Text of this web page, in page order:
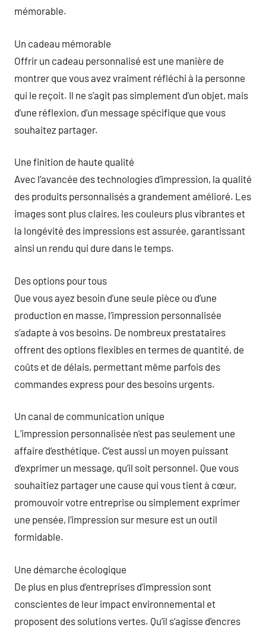
mémorable.
Un cadeau mémorable
Offrir un cadeau personnalisé est une manière de
montrer que vous avez vraiment réfléchi à la personne
qui le reçoit. Il ne s’agit pas simplement d’un objet, mais
d’une réflexion, d’un message spécifique que vous
souhaitez partager.
Une finition de haute qualité
Avec l’avancée des technologies d’impression, la qualité
des produits personnalisés a grandement amélioré. Les
images sont plus claires, les couleurs plus vibrantes et
la longévité des impressions est assurée, garantissant
ainsi un rendu qui dure dans le temps.
Des options pour tous
Que vous ayez besoin d’une seule pièce ou d’une
production en masse, l’impression personnalisée
s’adapte à vos besoins. De nombreux prestataires
offrent des options flexibles en termes de quantité, de
coûts et de délais, permettant même parfois des
commandes express pour des besoins urgents.
Un canal de communication unique
L’impression personnalisée n’est pas seulement une
affaire d’esthétique. C’est aussi un moyen puissant
d’exprimer un message, qu’il soit personnel. Que vous
souhaitiez partager une cause qui vous tient à cœur,
promouvoir votre entreprise ou simplement exprimer
une pensée, l’impression sur mesure est un outil
formidable.
Une démarche écologique
De plus en plus d’entreprises d’impression sont
conscientes de leur impact environnemental et
proposent des solutions vertes. Qu’il s’agisse d’encres